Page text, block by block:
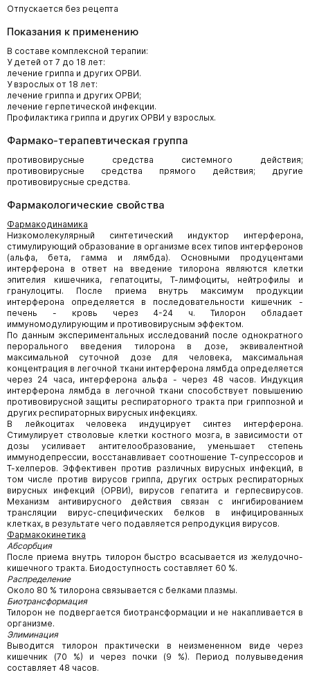
Отпускается без рецепта
Показания к применению
В составе комплексной терапии:
У детей от 7 до 18 лет:
лечение гриппа и других ОРВИ.
У взрослых от 18 лет:
лечение гриппа и других ОРВИ;
лечение герпетической инфекции.
Профилактика гриппа и других ОРВИ у взрослых.
Фармако-терапевтическая группа
противовирусные средства системного действия;
противовирусные средства прямого действия; другие
противовирусные средства.
Фармакологические свойства
Фармакодинамика
Низкомолекулярный синтетический индуктор интерферона,
стимулирующий образование в организме всех типов интерферонов
(альфа, бета, гамма и лямбда). Основными продуцентами
интерферона в ответ на введение тилорона являются клетки
эпителия кишечника, гепатоциты, Т-лимфоциты, нейтрофилы и
гранулоциты. После приема внутрь максимум продукции
интерферона определяется в последовательности кишечник -
печень - кровь через 4-24 ч. Тилорон обладает
иммуномодулирующим и противовирусным эффектом.
По данным экспериментальных исследований после однократного
перорального введения тилорона в дозе, эквивалентной
максимальной суточной дозе для человека, максимальная
концентрация в легочной ткани интерферона лямбда определяется
через 24 часа, интерферона альфа - через 48 часов. Индукция
интерферона лямбда в легочной ткани способствует повышению
противовирусной защиты респираторного тракта при гриппозной и
других респираторных вирусных инфекциях.
В лейкоцитах человека индуцирует синтез интерферона.
Стимулирует стволовые клетки костного мозга, в зависимости от
дозы усиливает антителообразование, уменьшает степень
иммунодепрессии, восстанавливает соотношение Т-супрессоров и
Т-хелперов. Эффективен против различных вирусных инфекций, в
том числе против вирусов гриппа, других острых респираторных
вирусных инфекций (ОРВИ), вирусов гепатита и герпесвирусов.
Механизм антивирусного действия связан с ингибированием
трансляции вирус-специфических белков в инфицированных
клетках, в результате чего подавляется репродукция вирусов.
Фармакокинетика
Абсорбция
После приема внутрь тилорон быстро всасывается из желудочно-
кишечного тракта. Биодоступность составляет 60 %.
Распределение
Около 80 % тилорона связывается с белками плазмы.
Биотрансформация
Тилорон не подвергается биотрансформации и не накапливается в
организме.
Элиминация
Выводится тилорон практически в неизмененном виде через
кишечник (70 %) и через почки (9 %). Период полувыведения
составляет 48 часов.